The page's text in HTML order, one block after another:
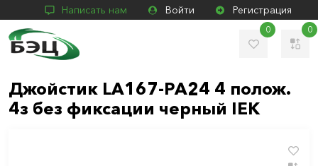
Написать нам Войти Регистрация
0 0
Джойстик LA167-PA24 4 полож.
4з без фиксации черный IEK